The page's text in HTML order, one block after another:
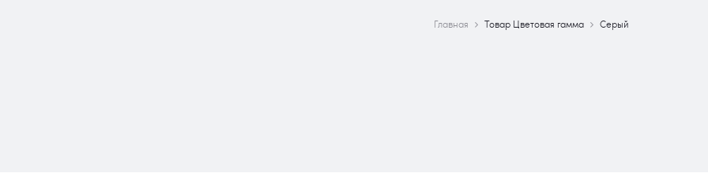
Главная Товар Цветовая гамма Серый